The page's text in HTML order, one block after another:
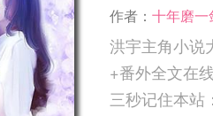
作者： 十年磨一
洪宇主角小说
+番外全文在线